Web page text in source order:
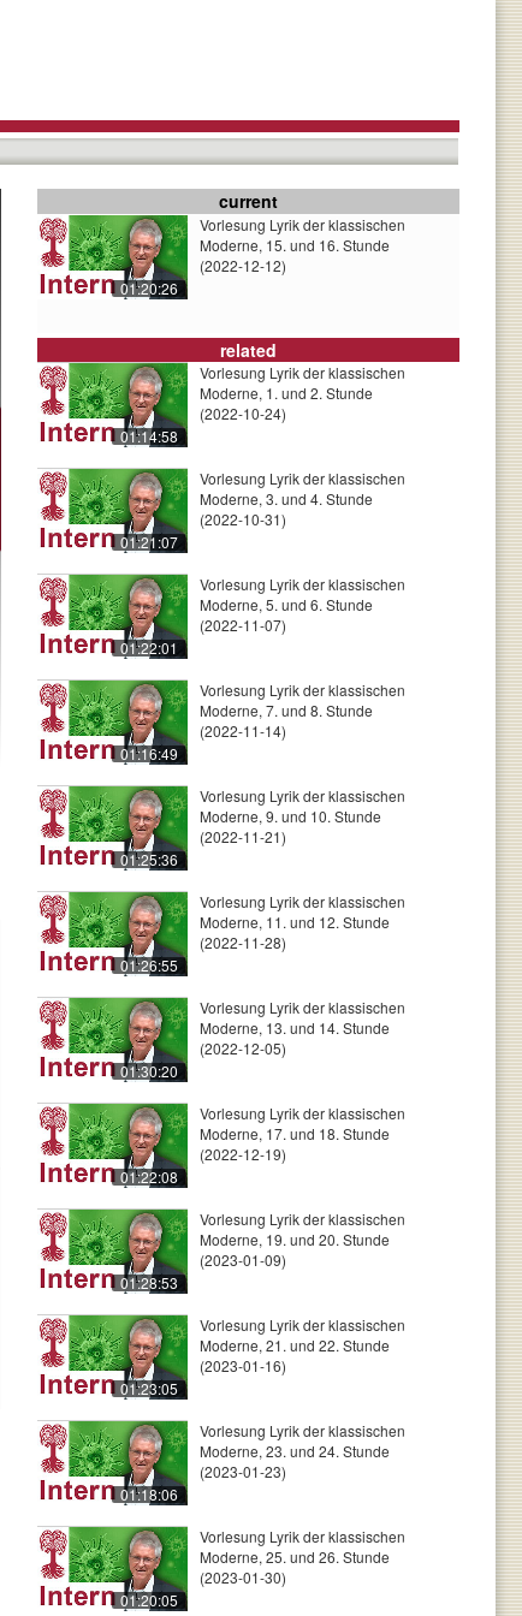
current
01:20:26
Vorlesung Lyrik der klassischen
Moderne, 15. und 16. Stunde
(2022-12-12)
related
01:14:58
Vorlesung Lyrik der klassischen
Moderne, 1. und 2. Stunde
(2022-10-24)
01:21:07
Vorlesung Lyrik der klassischen
Moderne, 3. und 4. Stunde
(2022-10-31)
01:22:01
Vorlesung Lyrik der klassischen
Moderne, 5. und 6. Stunde
(2022-11-07)
01:16:49
Vorlesung Lyrik der klassischen
Moderne, 7. und 8. Stunde
(2022-11-14)
01:25:36
Vorlesung Lyrik der klassischen
Moderne, 9. und 10. Stunde
(2022-11-21)
01:26:55
Vorlesung Lyrik der klassischen
Moderne, 11. und 12. Stunde
(2022-11-28)
01:30:20
Vorlesung Lyrik der klassischen
Moderne, 13. und 14. Stunde
(2022-12-05)
01:22:08
Vorlesung Lyrik der klassischen
Moderne, 17. und 18. Stunde
(2022-12-19)
01:28:53
Vorlesung Lyrik der klassischen
Moderne, 19. und 20. Stunde
(2023-01-09)
01:23:05
Vorlesung Lyrik der klassischen
Moderne, 21. und 22. Stunde
(2023-01-16)
01:18:06
Vorlesung Lyrik der klassischen
Moderne, 23. und 24. Stunde
(2023-01-23)
01:20:05
Vorlesung Lyrik der klassischen
Moderne, 25. und 26. Stunde
(2023-01-30)